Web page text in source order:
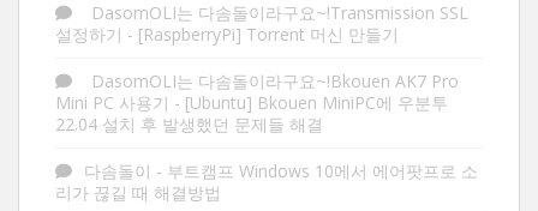
DasomOLI는 다솜돌이라구요~!Transmission SSL
설정하기 - [RaspberryPi] Torrent 머신 만들기
DasomOLI는 다솜돌이라구요~!Bkouen AK7 Pro
Mini PC 사용기 - [Ubuntu] Bkouen MiniPC에 우분투
22.04 설치 후 발생했던 문제들 해결
다솜돌이 - 부트캠프 Windows 10에서 에어팟프로 소
리가 끊길 때 해결방법